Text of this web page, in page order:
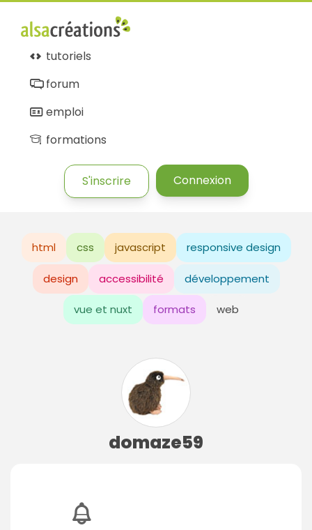
tutoriels
forum
emploi
formations
S'inscrire Connexion
html css javascript responsive design
design accessibilité développement
vue et nuxt formats web
domaze59